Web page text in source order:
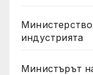
индустрията
Министърът